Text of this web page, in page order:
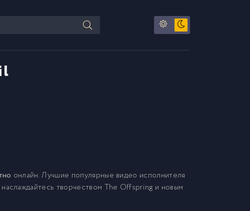
онлайн. Лучшие популярные видео исполнителя
творчеством The Offspring и новым